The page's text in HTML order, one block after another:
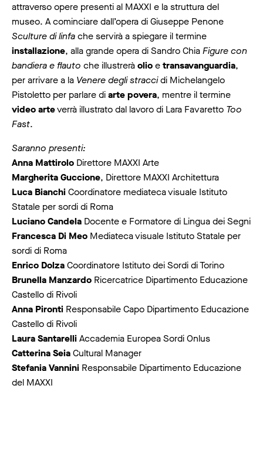
attraverso opere presenti al MAXXI e la struttura del
museo. A cominciare dall’opera di Giuseppe Penone
Sculture di linfache servirà a spiegare il termine
installazione, alla grande opera di Sandro ChiaFigure con
bandiera e flauto che illustreràolioetransavanguardia,
per arrivare a la Venere degli straccidi Michelangelo
Pistoletto per parlare diarte povera, mentre il termine
video arteverrà illustrato dal lavoro di Lara Favaretto Too
Fast.
Saranno presenti:
Anna Mattirolo Direttore MAXXI Arte
Margherita Guccione, Direttore MAXXI Architettura
Luca BianchiCoordinatore mediateca visuale Istituto
Statale per sordi di Roma
Luciano Candela Docente e Formatore di Lingua dei Segni
Francesca Di Meo Mediateca visuale Istituto Statale per
sordi di Roma
Enrico DolzaCoordinatore Istituto dei Sordi di Torino
Brunella Manzardo Ricercatrice Dipartimento Educazione
Castello di Rivoli
Anna Pironti Responsabile Capo Dipartimento Educazione
Castello di Rivoli
Laura SantarelliAccademia Europea Sordi Onlus
Catterina SeiaCultural Manager
Stefania Vannini Responsabile Dipartimento Educazione
del MAXXI